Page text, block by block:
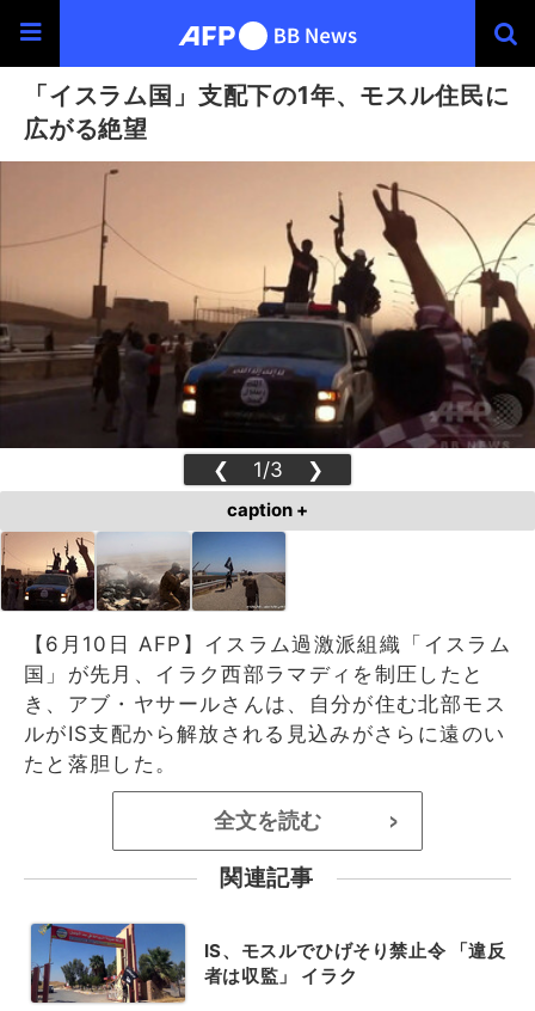
「イスラム国」支配下の1年、モスル住民に
広がる絶望
❮ 1/3 ❯
caption +
【6月10日 AFP】イスラム過激派組織「イスラム
国」が先月、イラク西部ラマディを制圧したと
き、アブ・ヤサールさんは、自分が住む北部モス
ルがIS支配から解放される見込みがさらに遠のい
たと落胆した。
全文を読む >
関連記事
IS、モスルでひげそり禁止令 「違反
者は収監」 イラク